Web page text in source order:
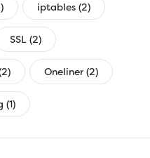
iptables (2)
SSL (2)
Oneliner (2)
(1)